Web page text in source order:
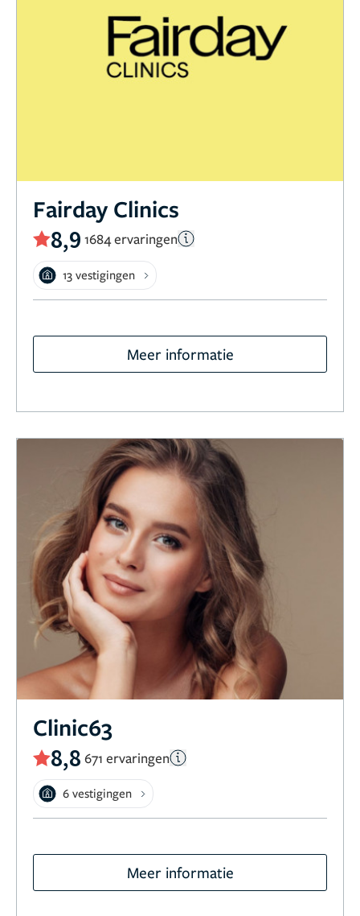
Fairday Clinics
8,9 1684 ervaringen
13 vestigingen
Meer informatie
Clinic63
8,8 671 ervaringen
6 vestigingen
Meer informatie